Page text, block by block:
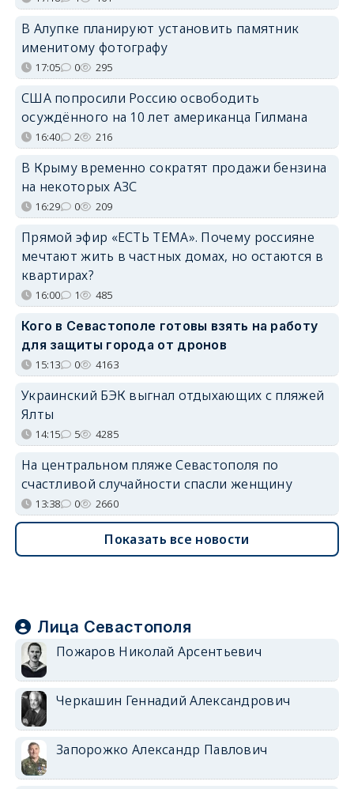
В Алупке планируют установить памятник
именитому фотографу
17:05 0 295
США попросили Россию освободить
осуждённого на 10 лет американца Гилмана
16:40 2 216
В Крыму временно сократят продажи бензина
на некоторых АЗС
16:29 0 209
Прямой эфир «ЕСТЬ ТЕМА». Почему россияне
мечтают жить в частных домах, но остаются в
квартирах?
16:00 1 485
Кого в Севастополе готовы взять на работу
для защиты города от дронов
15:13 0 4163
Украинский БЭК выгнал отдыхающих с пляжей
Ялты
14:15 5 4285
На центральном пляже Севастополя по
счастливой случайности спасли женщину
13:38 0 2660
Показать все новости
Лица Севастополя
Пожаров Николай Арсентьевич
Черкашин Геннадий Александрович
Запорожко Александр Павлович